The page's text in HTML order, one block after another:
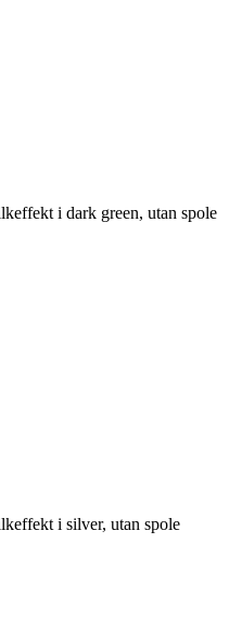
i dark green, utan spole
i silver, utan spole